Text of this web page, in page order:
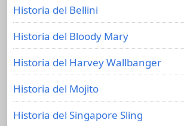
Historia del Bellini
Historia del Bloody Mary
Historia del Harvey Wallbanger
Historia del Mojito
Historia del Singapore Sling